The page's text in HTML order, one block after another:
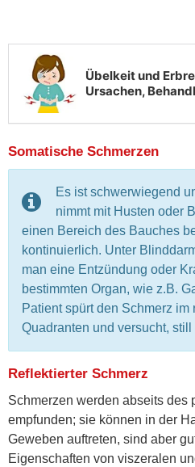
Somatische Schmerzen
Es ist schwerwiegend
nimmt mit Husten oder
einen Bereich des Bauches
kontinuierlich. Unter
man eine Entzündung oder
bestimmten Organ, wie z.B.
Patient spürt den Schmerz im
Quadranten und versucht, still
Reflektierter Schmerz
Schmerzen werden abseits des
empfunden; sie können in der
Geweben auftreten, sind aber
Eigenschaften von viszeralen